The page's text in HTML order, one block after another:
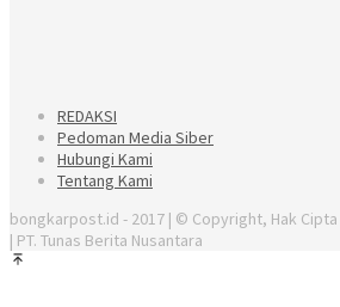
REDAKSI
Pedoman Media Siber
Hubungi Kami
Tentang Kami
bongkarpost.id - 2017 | © Copyright, Hak Cipta
| PT. Tunas Berita Nusantara